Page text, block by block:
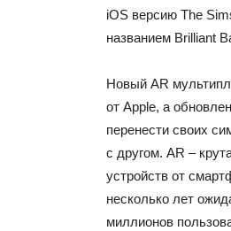
iOS версию The
названием Brilliant
Новый AR
от Apple, а
перенести своих
с другом. AR –
устройств от
несколько лет
миллионов